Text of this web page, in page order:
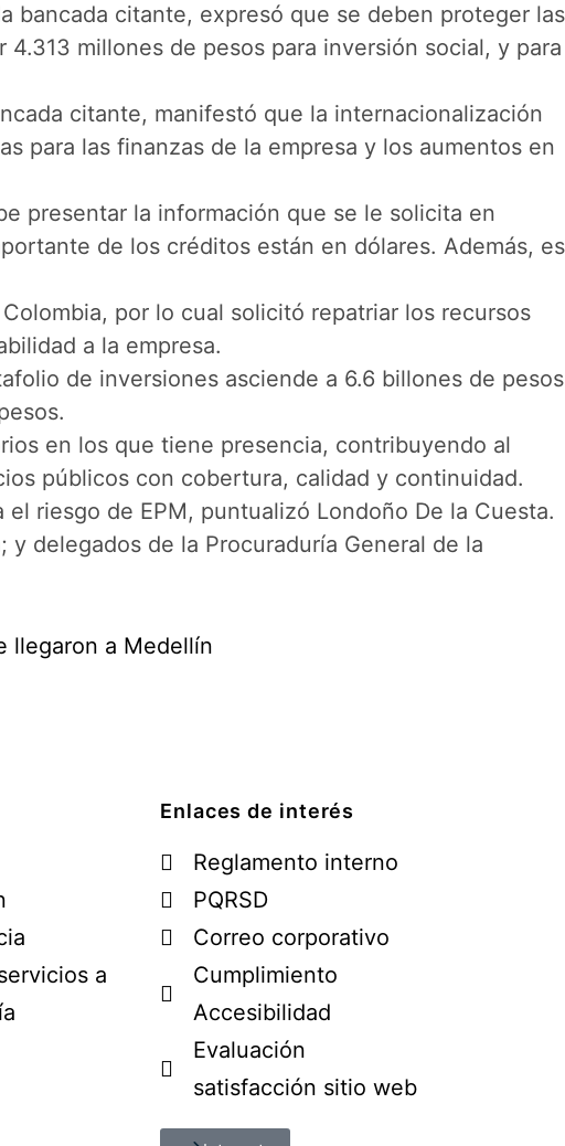
bancada citante, expresó que se deben proteger las
millones de pesos para inversión social, y para
citante, manifestó que la internacionalización
para las finanzas de la empresa y los aumentos en
presentar la información que se le solicita en
de los créditos están en dólares. Además, es
por lo cual solicitó repatriar los recursos
a la empresa.
de inversiones asciende a 6.6 billones de pesos
en los que tiene presencia, contribuyendo al
públicos con cobertura, calidad y continuidad.
riesgo de EPM, puntualizó Londoño De la Cuesta.
delegados de la Procuraduría General de la
llegaron a Medellín
a
Enlaces de interés
Reglamento interno
PQRSD
Correo corporativo
Cumplimiento
Accesibilidad
Evaluación
satisfacción sitio web